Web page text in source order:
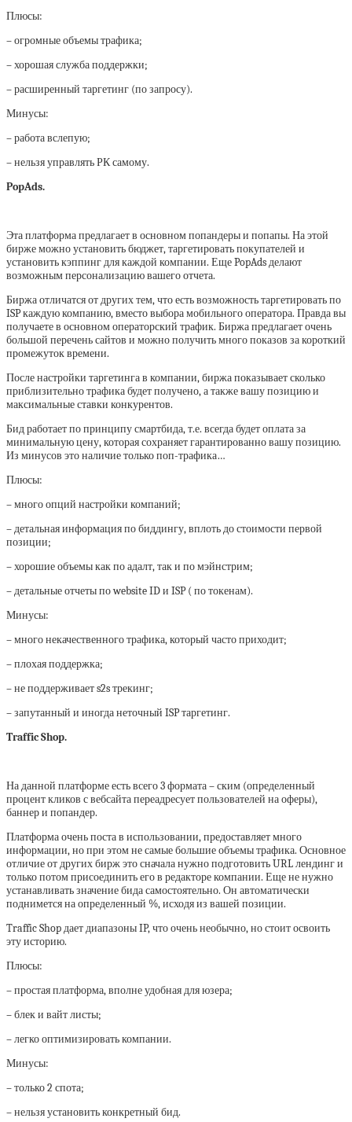
Плюсы:
– огромные объемы трафика;
– хорошая служба поддержки;
– расширенный таргетинг (по запросу).
Минусы:
– работа вслепую;
– нельзя управлять РК самому.
PopAds.
Эта платформа предлагает в основном попандеры и попапы. На этой
бирже можно установить бюджет, таргетировать покупателей и
установить кэппинг для каждой компании. Еще PopAds делают
возможным персонализацию вашего отчета.
Биржа отличатся от других тем, что есть возможность таргетировать по
ISP каждую компанию, вместо выбора мобильного оператора. Правда вы
получаете в основном операторский трафик. Биржа предлагает очень
большой перечень сайтов и можно получить много показов за короткий
промежуток времени.
После настройки таргетинга в компании, биржа показывает сколько
приблизительно трафика будет получено, а также вашу позицию и
максимальные ставки конкурентов.
Бид работает по принципу смартбида, т.е. всегда будет оплата за
минимальную цену, которая сохраняет гарантированно вашу позицию.
Из минусов это наличие только поп-трафика…
Плюсы:
– много опций настройки компаний;
– детальная информация по биддингу, вплоть до стоимости первой
позиции;
– хорошие объемы как по адалт, так и по мэйнстрим;
– детальные отчеты по website ID и ISP ( по токенам).
Минусы:
– много некачественного трафика, который часто приходит;
– плохая поддержка;
– не поддерживает s2s трекинг;
– запутанный и иногда неточный ISP таргетинг.
Traffic Shop.
На данной платформе есть всего 3 формата – ским (определенный
процент кликов с вебсайта переадресует пользователей на оферы),
баннер и попандер.
Платформа очень поста в использовании, предоставляет много
информации, но при этом не самые большие объемы трафика. Основное
отличие от других бирж это сначала нужно подготовить URL лендинг и
только потом присоединить его в редакторе компании. Еще не нужно
устанавливать значение бида самостоятельно. Он автоматически
поднимется на определенный %, исходя из вашей позиции.
Traffic Shop дает диапазоны IP, что очень необычно, но стоит освоить
эту историю.
Плюсы:
– простая платформа, вполне удобная для юзера;
– блек и вайт листы;
– легко оптимизировать компании.
Минусы:
– только 2 спота;
– нельзя установить конкретный бид.